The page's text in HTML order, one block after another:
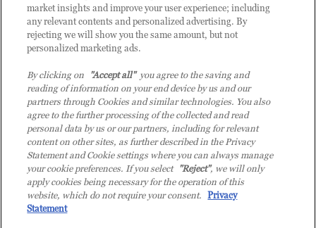
© 2026 TD SYNNEX Italy S.r.l. - Sede legale: via Luigi Russolo 9, 20138 Milano
(MI) - Numero di iscrizione al Registro delle Imprese di Milano e Codice Fiscale:
07092780159 - P.IVA: 07092780159 - Eur 12.569.000,00 i.v - TD SYNNEX e TD
market insights and improve your user experience; including
any relevant contents and personalized advertising. By
rejecting we will show you the same amount, but not
personalized marketing ads.
By clicking on "Accept all"you agree to the saving and
reading of information on your end device by us and our
partners through Cookies and similar technologies. You also
agree to the further processing of the collected and read
personal data by us or our partners, including for relevant
content on other sites, as further described in the Privacy
Statement and Cookie settings where you can always manage
your cookie preferences. If you select "Reject", we will only
apply cookies being necessary for the operation of this
website, which do not require your consent. Privacy
Statement